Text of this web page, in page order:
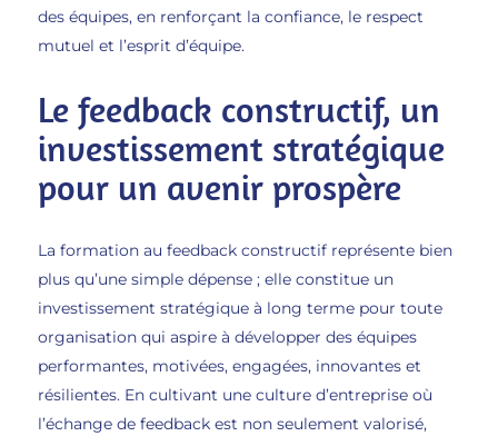
des équipes, en renforçant la confiance, le respect
mutuel et l’esprit d’équipe.
Le feedback constructif, un
investissement stratégique
pour un avenir prospère
La formation au feedback constructif représente bien
plus qu’une simple dépense ; elle constitue un
investissement stratégique à long terme pour toute
organisation qui aspire à développer des équipes
performantes, motivées, engagées, innovantes et
résilientes. En cultivant une culture d’entreprise où
l’échange de feedback est non seulement valorisé,